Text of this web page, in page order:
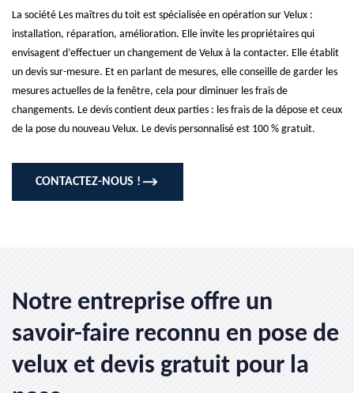
La société Les maîtres du toit est spécialisée en opération sur Velux :
installation, réparation, amélioration. Elle invite les propriétaires qui
envisagent d’effectuer un changement de Velux à la contacter. Elle établit
un devis sur-mesure. Et en parlant de mesures, elle conseille de garder les
mesures actuelles de la fenêtre, cela pour diminuer les frais de
changements. Le devis contient deux parties : les frais de la dépose et ceux
de la pose du nouveau Velux. Le devis personnalisé est 100 % gratuit.
CONTACTEZ-NOUS !
Notre entreprise offre un
savoir-faire reconnu en pose de
velux et devis gratuit pour la